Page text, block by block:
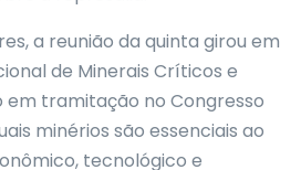
a reunião da quinta girou em
de Minerais Críticos e
em tramitação no Congresso
minérios são essenciais ao
tecnológico e